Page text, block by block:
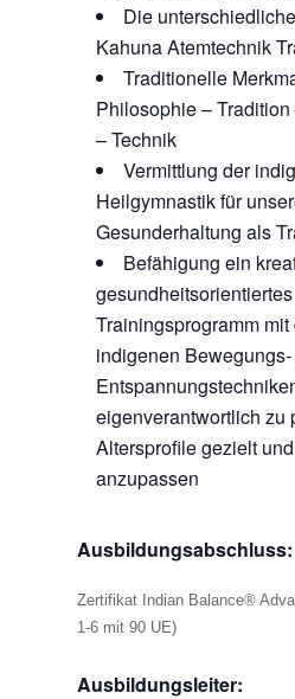
Die
Kahuna Atemtechnik
Traditionelle
Philosophie –
– Technik
Vermittlung der
Heilgymnastik für
Gesunderhaltung als
Befähigung ein
gesundheitsorientiertes
Trainingsprogramm
indigenen
eigenverantwortlich zu
Altersprofile gezielt
anzupassen
Ausbildungsabschluss:
Zertifikat Indian Balance®
1-6 mit 90 UE)
Ausbildungsleiter: